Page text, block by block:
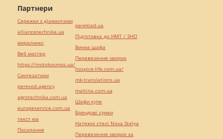
Партнери
Сережки з діамантами
alliancetechnika.ua
миралинкс
Веб мастер
https://motokosmos.ua/
Синтезатори
perevod.agency
agrotechnika.com.ua
europeservice.com.ua
текст юа
Посилання
pereklad.ua
Підготовка до НМТ / ЗНО
Винна шафа
Перевезення хворих
hospice-life.com.ua/
mk-translations.ua
maltina.com.ua
Шафи купе
Брендові сумки
Натяжні стелі Nova Stelya
Перевезення хворих за